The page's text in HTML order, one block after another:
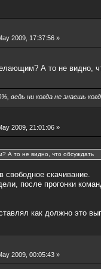
2009, 17:37:56 »
А то не видно,
ведь ни когда не знаешь
2009, 21:01:06 »
А то не видно, что обсуждать
свободное скачивание.
после прогонки
как должно это
2009, 00:05:43 »